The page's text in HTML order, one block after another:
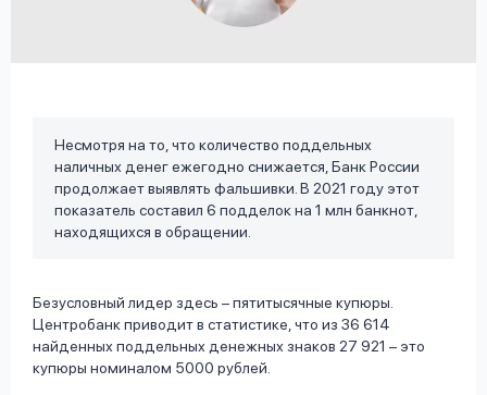
Несмотря на то, что количество поддельных
наличных денег ежегодно снижается, Банк России
продолжает выявлять фальшивки. В 2021 году этот
показатель составил 6 подделок на 1 млн банкнот,
находящихся в обращении.
Безусловный лидер здесь – пятитысячные купюры.
Центробанк приводит в статистике, что из 36 614
найденных поддельных денежных знаков 27 921 – это
купюры номиналом 5000 рублей.
Оформить заявку
Ответы
на